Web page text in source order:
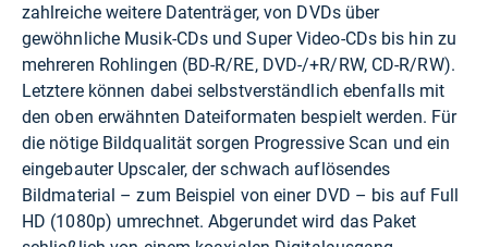
zahlreiche weitere Datenträger, von DVDs über
gewöhnliche Musik-CDs und Super Video-CDs bis hin zu
mehreren Rohlingen (BD-R/RE, DVD-/+R/RW, CD-R/RW).
Letztere können dabei selbstverständlich ebenfalls mit
den oben erwähnten Dateiformaten bespielt werden. Für
die nötige Bildqualität sorgen Progressive Scan und ein
eingebauter Upscaler, der schwach auflösendes
Bildmaterial – zum Beispiel von einer DVD – bis auf Full
HD (1080p) umrechnet. Abgerundet wird das Paket